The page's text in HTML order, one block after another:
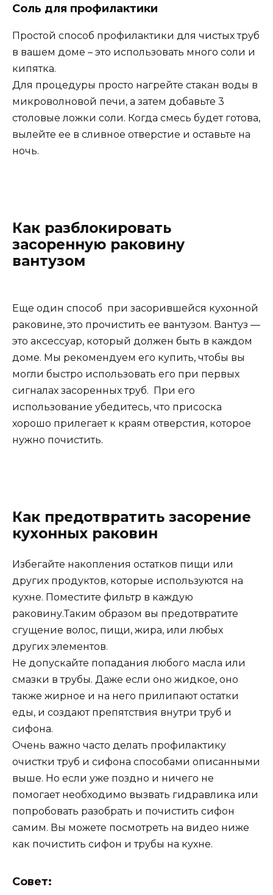
Соль для профилактики
Простой способ профилактики для чистых труб
в вашем доме – это использовать много соли и
кипятка.
Для процедуры просто нагрейте стакан воды в
микроволновой печи, а затем добавьте 3
столовые ложки соли. Когда смесь будет готова,
вылейте ее в сливное отверстие и оставьте на
ночь.
Как разблокировать
засоренную раковину
вантузом
Еще один способ при засорившейся кухонной
раковине, это прочистить ее вантузом. Вантуз —
это аксессуар, который должен быть в каждом
доме. Мы рекомендуем его купить, чтобы вы
могли быстро использовать его при первых
сигналах засоренных труб. При его
использование убедитесь, что присоска
хорошо прилегает к краям отверстия, которое
нужно почистить.
Как предотвратить засорение
кухонных раковин
Избегайте накопления остатков пищи или
других продуктов, которые используются на
кухне. Поместите фильтр в каждую
раковину.Таким образом вы предотвратите
сгущение волос, пищи, жира, или любых
других элементов.
Не допускайте попадания любого масла или
смазки в трубы. Даже если оно жидкое, оно
также жирное и на него прилипают остатки
еды, и создают препятствия внутри труб и
сифона.
Очень важно часто делать профилактику
очистки труб и сифона способами описанными
выше. Но если уже поздно и ничего не
помогает необходимо вызвать гидравлика или
попробовать разобрать и почистить сифон
самим. Вы можете посмотреть на видео ниже
как почистить сифон и трубы на кухне.
Совет: